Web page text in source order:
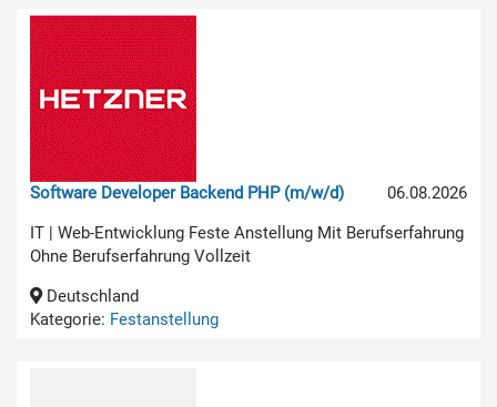
06.08.2026
Software Developer Backend PHP (m/w/d)
IT | Web-Entwicklung Feste Anstellung Mit Berufserfahrung
Ohne Berufserfahrung Vollzeit
Deutschland
Kategorie: Festanstellung